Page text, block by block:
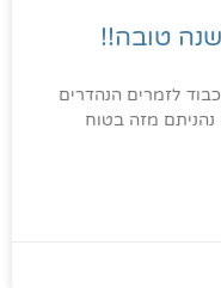
טובה!!
לזמרים הנהדרים
נהניתם מזה בטוח